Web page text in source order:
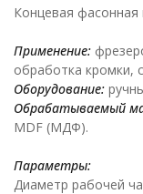
Концевая фасонная
Применение:
обработка кромки,
Оборудование:
Обрабатываемый
MDF (МДФ).
Параметры:
Диаметр рабочей